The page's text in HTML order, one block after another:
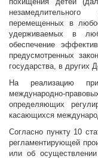
перемещенных в
удерживаемых в
обеспечение
предусмотренных
государства, в других
На реализацию
международно-
определяющих
касающихся
Согласно пункту 10
регламентирующей
или об